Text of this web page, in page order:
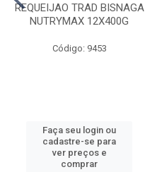
REQUEIJAO TRAD BISNAGA
NUTRYMAX 12X400G
Código: 9453
Faça seu login ou
cadastre-se para
ver preços e
comprar